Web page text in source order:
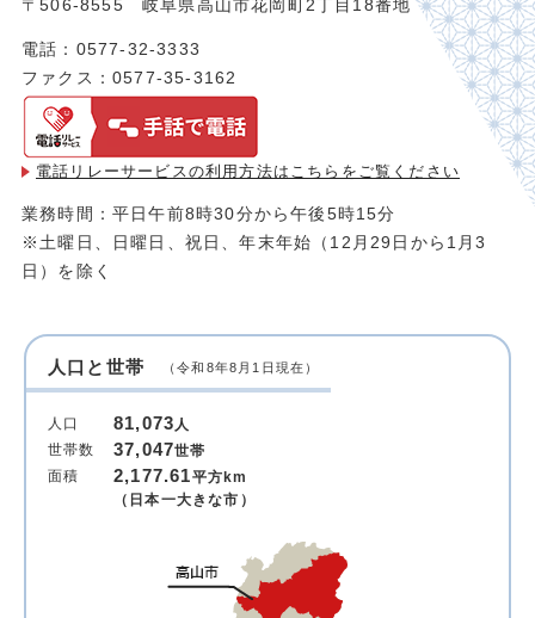
〒506-8555 岐阜県高山市花岡町2丁目18番地
電話：0577-32-3333
ファクス：0577-35-3162
電話リレーサービスの利用方法は こちらをご覧ください
業務時間：平日午前8時30分から午後5時15分
※土曜日、日曜日、祝日、年末年始（12月29日から1月3
日）を除く
人口と世帯 （令和8年8月1日現在）
人口 81,073人
世帯数
37,047世帯
面積
2,177.61平方km
（日本一大きな市）